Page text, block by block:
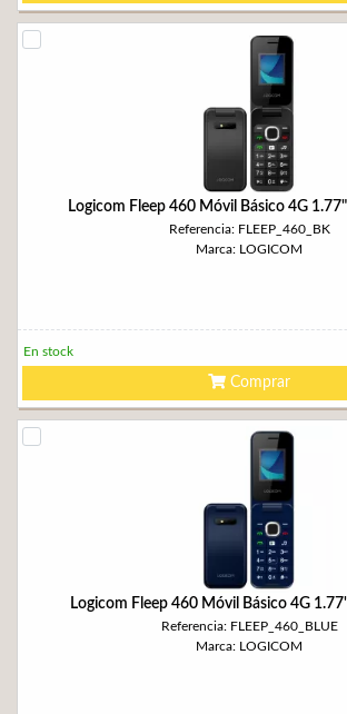
Logicom Fleep 460 Móvil Básico 4G
Referencia: FLEEP_460_BK
Marca: LOGICOM
En stock
Comprar
Logicom Fleep 460 Móvil Básico 4G
Referencia: FLEEP_460_BLUE
Marca: LOGICOM